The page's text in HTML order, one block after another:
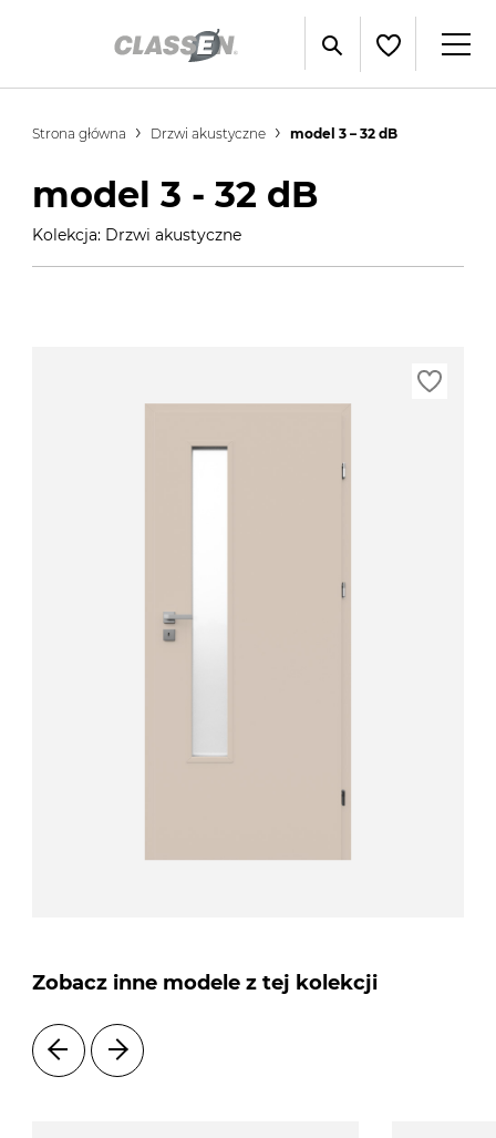
Strona główna Drzwi akustyczne model 3 – 32 dB
model 3 - 32 dB
Kolekcja: Drzwi akustyczne
Zobacz inne modele z tej kolekcji